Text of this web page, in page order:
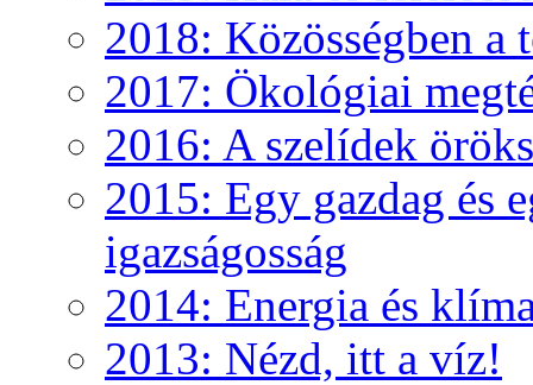
2018: Közösségben a
2017: Ökológiai
2016: A szelídek
2015: Egy gazdag és
igazságosság
2014: Energia és
2013: Nézd, itt a víz!